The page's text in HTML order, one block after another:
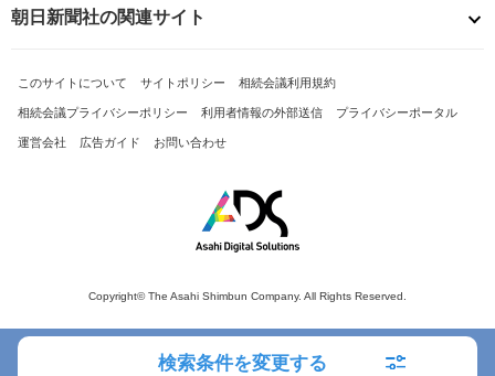
検索条件を変更する
朝日新聞社の関連サイト
このサイトについて サイトポリシー 相続会議利用規約
相続会議プライバシーポリシー 利用者情報の外部送信 プライバシーポータル
運営会社 広告ガイド お問い合わせ
Copyright© The Asahi Shimbun Company. All Rights Reserved.